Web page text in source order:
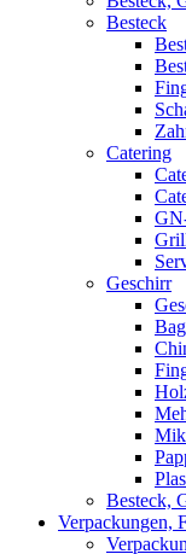
Besteck
Catering
Geschirr
Besteck,
Verpackungen,